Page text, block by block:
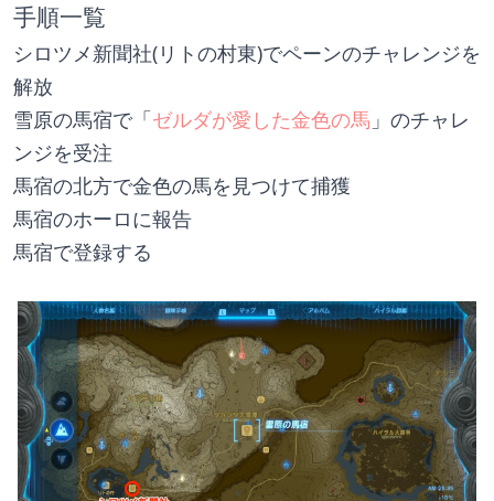
手順一覧
シロツメ新聞社(リトの村東)でペーンのチャレンジを
解放
雪原の馬宿で「ゼルダが愛した金色の馬 」のチャレ
ンジを受注
馬宿の北方で金色の馬を見つけて捕獲
馬宿のホーロに報告
馬宿で登録する